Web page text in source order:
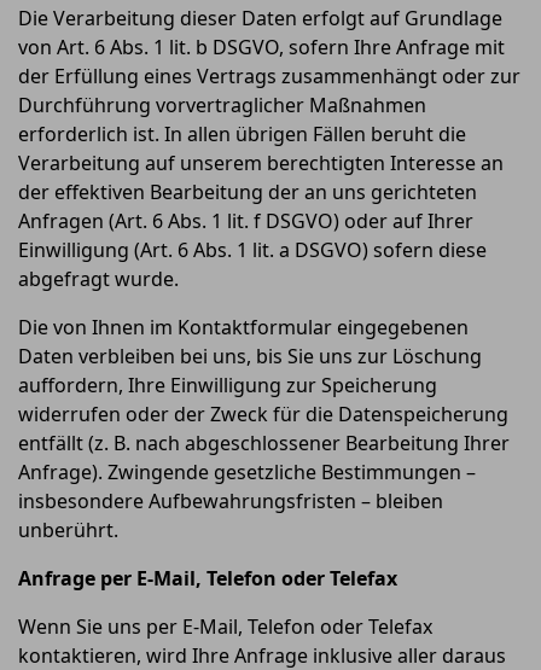
Die Verarbeitung dieser Daten erfolgt auf Grundlage
von Art. 6 Abs. 1 lit. b DSGVO, sofern Ihre Anfrage mit
der Erfüllung eines Vertrags zusammenhängt oder zur
Durchführung vorvertraglicher Maßnahmen
erforderlich ist. In allen übrigen Fällen beruht die
Verarbeitung auf unserem berechtigten Interesse an
der effektiven Bearbeitung der an uns gerichteten
Anfragen (Art. 6 Abs. 1 lit. f DSGVO) oder auf Ihrer
Einwilligung (Art. 6 Abs. 1 lit. a DSGVO) sofern diese
abgefragt wurde.
Die von Ihnen im Kontaktformular eingegebenen
Daten verbleiben bei uns, bis Sie uns zur Löschung
auffordern, Ihre Einwilligung zur Speicherung
widerrufen oder der Zweck für die Datenspeicherung
entfällt (z. B. nach abgeschlossener Bearbeitung Ihrer
Anfrage). Zwingende gesetzliche Bestimmungen –
insbesondere Aufbewahrungsfristen – bleiben
unberührt.
Anfrage per E-Mail, Telefon oder Telefax
Wenn Sie uns per E-Mail, Telefon oder Telefax
kontaktieren, wird Ihre Anfrage inklusive aller daraus